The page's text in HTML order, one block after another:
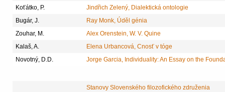
Koťátko, P.
Jindřich Zelený, Dialektická ontologie
Bugár, J.
Ray Monk, Úděl génia
Zouhar, M.
Alex Orenstein, W. V. Quine
Kalaš, A.
Elena Urbancová, Cnosť v tóge
Novotný, D.D.
Jorge Garcia, Individuality: An Essay on the
Stanovy Slovenského filozofického združenia